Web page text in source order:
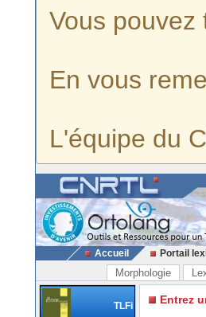
Vous
En vous
L'équipe du
Accueil Portail
Morphologie
TLFi Entrez